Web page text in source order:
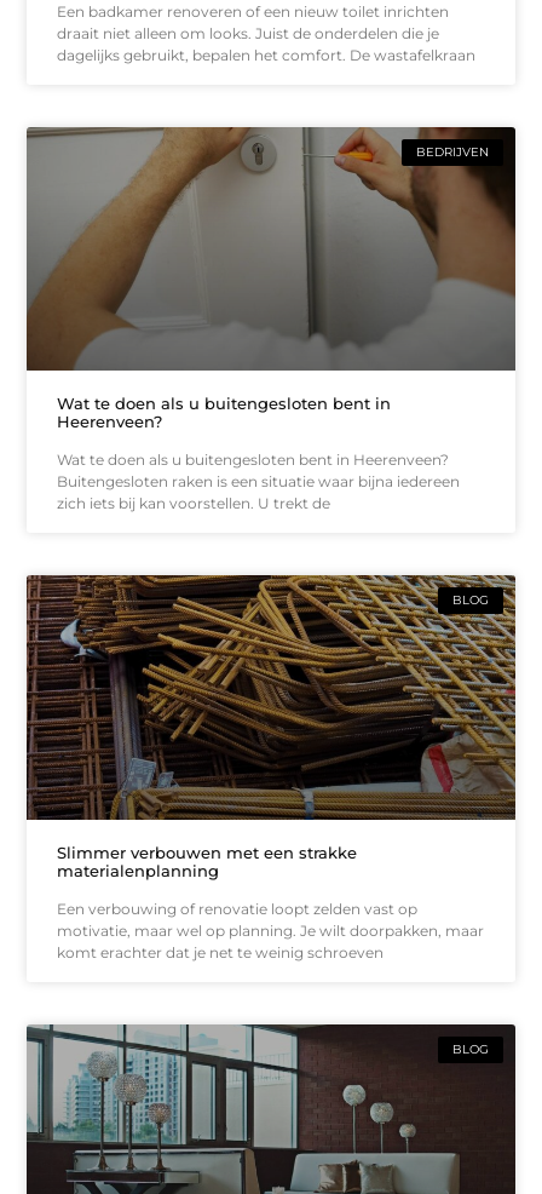
Een badkamer renoveren of een nieuw toilet inrichten
draait niet alleen om looks. Juist de onderdelen die je
dagelijks gebruikt, bepalen het comfort. De wastafelkraan
BEDRIJVEN
Wat te doen als u buitengesloten bent in
Heerenveen?
Wat te doen als u buitengesloten bent in Heerenveen?
Buitengesloten raken is een situatie waar bijna iedereen
zich iets bij kan voorstellen. U trekt de
BLOG
Slimmer verbouwen met een strakke
materialenplanning
Een verbouwing of renovatie loopt zelden vast op
motivatie, maar wel op planning. Je wilt doorpakken, maar
komt erachter dat je net te weinig schroeven
BLOG